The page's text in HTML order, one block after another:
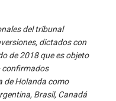
del tribunal
dictados con
de 2018 que es objeto
confirmados
de Holanda como
Brasil, Canadá